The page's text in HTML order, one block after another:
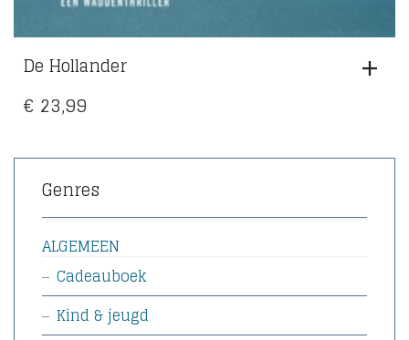
De Hollander
€ 23,99
Genres
ALGEMEEN
Cadeauboek
Kind & jeugd